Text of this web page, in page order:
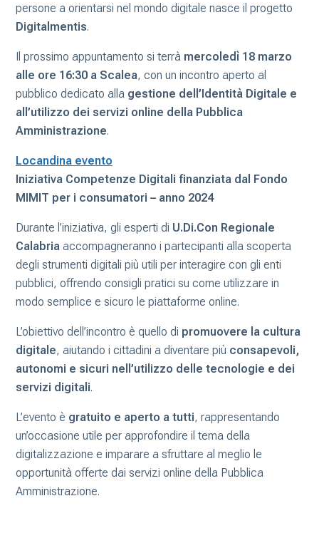
persone a orientarsi nel mondo digitale nasce il progetto
Digitalmentis.
Il prossimo appuntamento si terrà mercoledì 18 marzo
alle ore 16:30 a Scalea, con un incontro aperto al
pubblico dedicato alla gestione dell’Identità Digitale e
all’utilizzo dei servizi online della Pubblica
Amministrazione.
Locandina evento
Iniziativa Competenze Digitali finanziata dal Fondo
MIMIT per i consumatori – anno 2024
Durante l’iniziativa, gli esperti di U.Di.Con Regionale
Calabria accompagneranno i partecipanti alla scoperta
degli strumenti digitali più utili per interagire con gli enti
pubblici, offrendo consigli pratici su come utilizzare in
modo semplice e sicuro le piattaforme online.
L’obiettivo dell’incontro è quello di promuovere la cultura
digitale, aiutando i cittadini a diventare più consapevoli,
autonomi e sicuri nell’utilizzo delle tecnologie e dei
servizi digitali.
L’evento è gratuito e aperto a tutti, rappresentando
un’occasione utile per approfondire il tema della
digitalizzazione e imparare a sfruttare al meglio le
opportunità offerte dai servizi online della Pubblica
Amministrazione.